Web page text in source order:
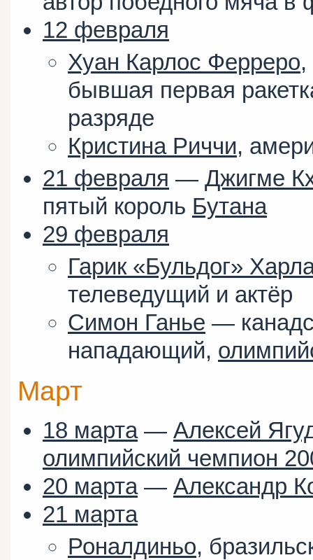
12 февраля
Хуан Карлос Ферреро
бывшая первая
разряде
Кристина Риччи,
21 февраля — Джигме
пятый король Бутана
29 февраля
Гарик «Бульдог»
телеведущий и актёр
Симон Ганье —
нападающий,
Март
18 марта— Алексей
олимпийский чемпион
20 марта— Александр
21 марта
Роналдиньо,